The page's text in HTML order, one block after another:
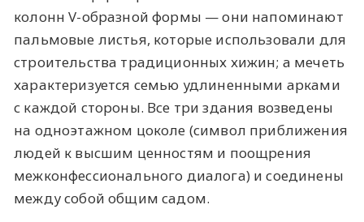
колонн V-образной формы — они напоминают
пальмовые листья, которые использовали для
строительства традиционных хижин; а мечеть
характеризуется семью удлиненными арками
с каждой стороны. Все три здания возведены
на одноэтажном цоколе (символ приближения
людей к высшим ценностям и поощрения
межконфессионального диалога) и соединены
между собой общим садом.